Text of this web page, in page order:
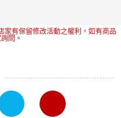
家有保留修改活動之權利，如有商品
問。